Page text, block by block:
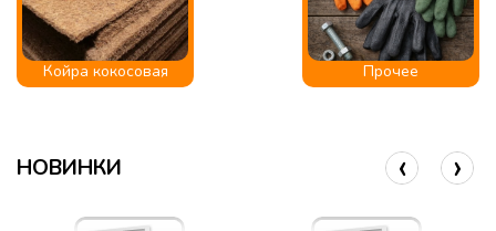
Койра кокосовая Прочее
НОВИНКИ ‹ ›